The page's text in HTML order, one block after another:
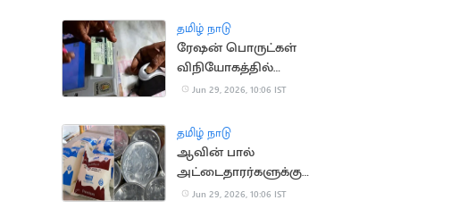
ராணுவக்குழு
தமிழ் நாடு
ரேஷன் பொருட்கள்
விநியோகத்தில்
குளறுபடி: ஆண்டுக்கு
Jun 29, 2026, 10:06 IST
தமிழ் நாடு
ஆவின் பால்
அட்டைதாரர்களுக்கு
வழங்கப்பட்டு வந்த ரூ.2
Jun 29, 2026, 10:06 IST